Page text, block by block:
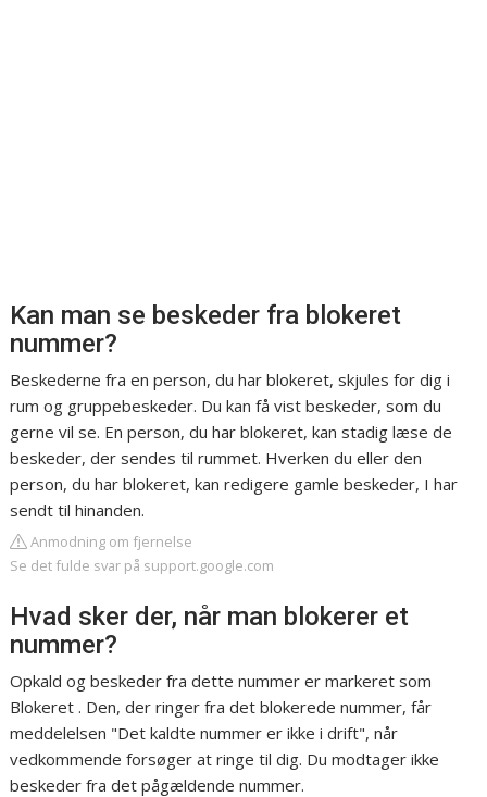
Kan man se beskeder fra blokeret
nummer?
Beskederne fra en person, du har blokeret, skjules for dig i
rum og gruppebeskeder. Du kan få vist beskeder, som du
gerne vil se. En person, du har blokeret, kan stadig læse de
beskeder, der sendes til rummet. Hverken du eller den
person, du har blokeret, kan redigere gamle beskeder, I har
sendt til hinanden.
Anmodning om fjernelse
Se det fulde svar på support.google.com
Hvad sker der, når man blokerer et
nummer?
Opkald og beskeder fra dette nummer er markeret som
Blokeret . Den, der ringer fra det blokerede nummer, får
meddelelsen "Det kaldte nummer er ikke i drift", når
vedkommende forsøger at ringe til dig. Du modtager ikke
beskeder fra det pågældende nummer.